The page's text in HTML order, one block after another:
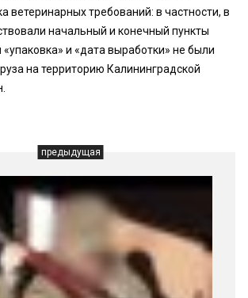
ветеринарных требований: в частности, в
начальный и конечный пункты
и «дата выработки» не были
на территорию Калининградской
предыдущая